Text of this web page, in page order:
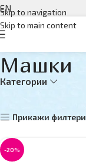
Skip to navigation
Skip to main content
EN
Машки
Категории
Прикажи филтери
-20%